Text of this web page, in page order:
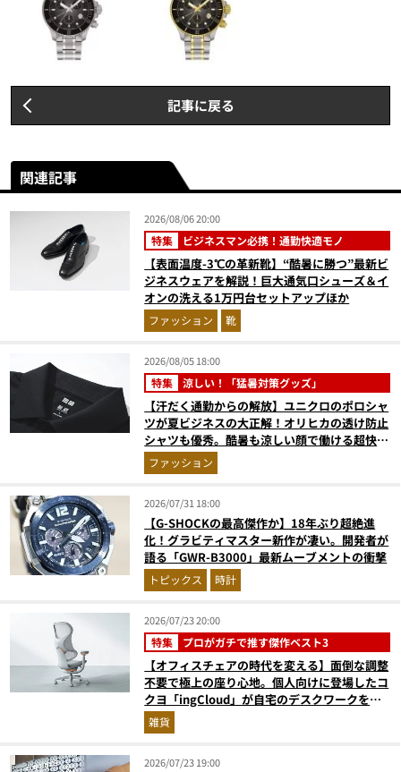
記事に戻る
関連記事
2026/08/06 20:00
特集 ビジネスマン必携！通勤快適モノ
【表面温度-3℃の革新靴】“酷暑に勝つ”最新ビ
ジネスウェアを解説！巨大通気口シューズ＆イ
オンの洗える1万円台セットアップほか
ファッション 靴
2026/08/05 18:00
特集 涼しい！「猛暑対策グッズ」
【汗だく通勤からの解放】ユニクロのポロシャ
ツが夏ビジネスの大正解！オリヒカの透け防止
シャツも優秀。酷暑も涼しい顔で働ける超快適
ウエアの実力
ファッション
2026/07/31 18:00
【G-SHOCKの最高傑作か】18年ぶり超絶進
化！グラビティマスター新作が凄い。開発者が
語る「GWR-B3000」最新ムーブメントの衝撃
トピックス 時計
2026/07/23 20:00
特集 プロがガチで推す傑作ベスト3
【オフィスチェアの時代を変える】面倒な調整
不要で極上の座り心地。個人向けに登場したコ
クヨ「ingCloud」が自宅のデスクワークを激
変させる3つの理由
雑貨
2026/07/23 19:00